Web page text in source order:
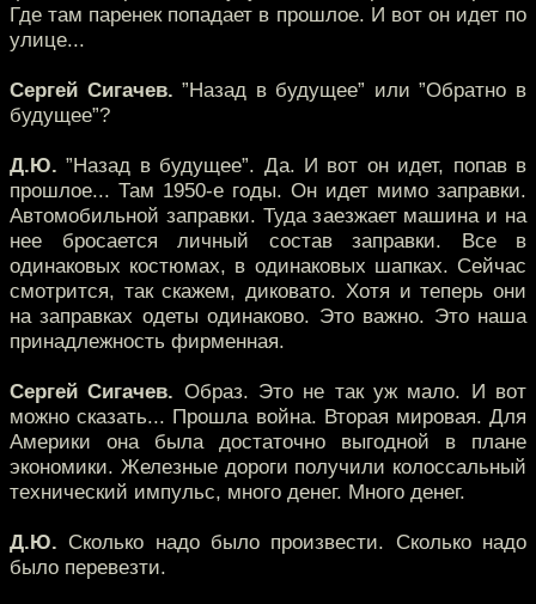
Где там паренек попадает в прошлое. И вот он идет по
улице...
Сергей Сигачев. ”Назад в будущее” или ”Обратно в
будущее”?
Д.Ю. ”Назад в будущее”. Да. И вот он идет, попав в
прошлое... Там 1950-е годы. Он идет мимо заправки.
Автомобильной заправки. Туда заезжает машина и на
нее бросается личный состав заправки. Все в
одинаковых костюмах, в одинаковых шапках. Сейчас
смотрится, так скажем, диковато. Хотя и теперь они
на заправках одеты одинаково. Это важно. Это наша
принадлежность фирменная.
Сергей Сигачев. Образ. Это не так уж мало. И вот
можно сказать... Прошла война. Вторая мировая. Для
Америки она была достаточно выгодной в плане
экономики. Железные дороги получили колоссальный
технический импульс, много денег. Много денег.
Д.Ю. Сколько надо было произвести. Сколько надо
было перевезти.